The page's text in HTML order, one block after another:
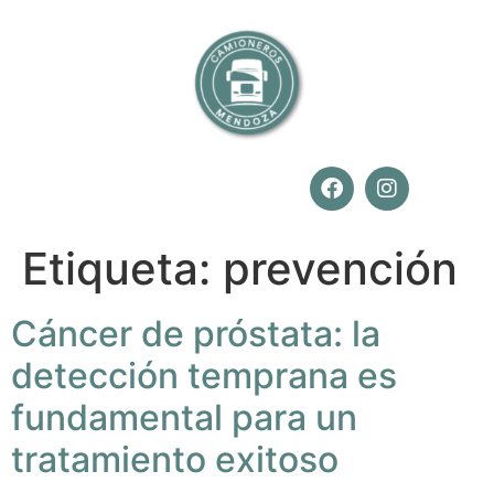
Etiqueta: prevención
Cáncer de próstata: la
detección temprana es
fundamental para un
tratamiento exitoso